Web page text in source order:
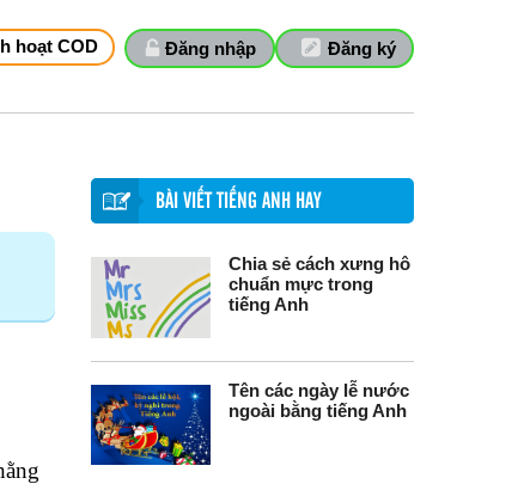
Đăng ký
Đăng nhập
hoạt COD
BÀI VIẾT TIẾNG ANH HAY
Chia sẻ cách xưng hô
chuẩn mực trong
tiếng Anh
Tên các ngày lễ nước
ngoài bằng tiếng Anh